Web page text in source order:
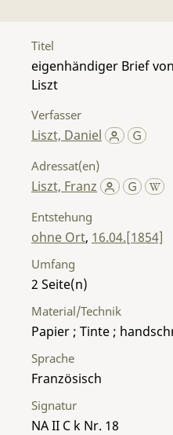
Titel
eigenhändiger Brief
Liszt
Verfasser
Liszt, Daniel
Adressat(en)
Liszt, Franz
Entstehung
ohne Ort, 16.04.[1854]
Umfang
2
Material/Technik
Papier ; Tinte ;
Sprache
Französisch
Signatur
NA II C k Nr. 18